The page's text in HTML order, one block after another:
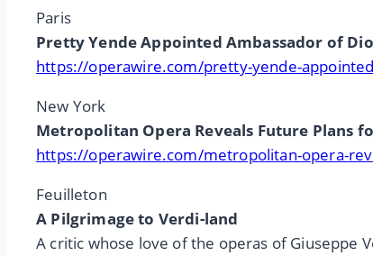
Paris
Pretty Yende Appointed Ambassador of
https://operawire.com/pretty-yende-
New York
Metropolitan Opera Reveals Future Plans
https://operawire.com/metropolitan-opera-
Feuilleton
A Pilgrimage to Verdi-land
A critic whose love of the operas of Giuseppe